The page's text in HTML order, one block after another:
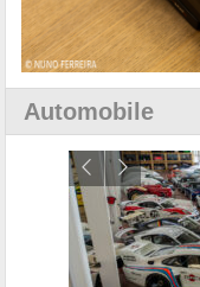
Automobile